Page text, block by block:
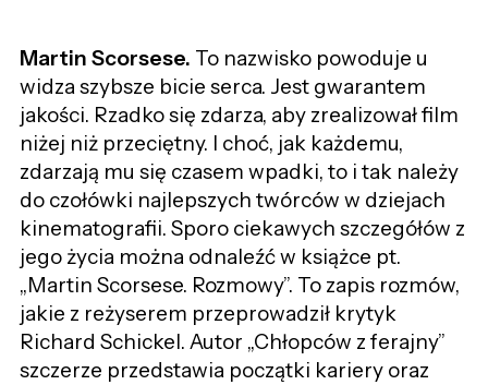
Martin Scorsese. To nazwisko powoduje u
widza szybsze bicie serca. Jest gwarantem
jakości. Rzadko się zdarza, aby zrealizował film
niżej niż przeciętny. I choć, jak każdemu,
zdarzają mu się czasem wpadki, to i tak należy
do czołówki najlepszych twórców w dziejach
kinematografii. Sporo ciekawych szczegółów z
jego życia można odnaleźć w książce pt.
„Martin Scorsese. Rozmowy”. To zapis rozmów,
jakie z reżyserem przeprowadził krytyk
Richard Schickel. Autor „Chłopców z ferajny”
szczerze przedstawia początki kariery oraz